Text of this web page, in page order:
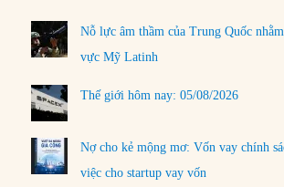
Nỗ lực âm thầm của Trung Quốc
vực Mỹ Latinh
Thế giới hôm nay: 05/08/2026
Nợ cho kẻ mộng mơ: Vốn vay chính
việc cho startup vay vốn